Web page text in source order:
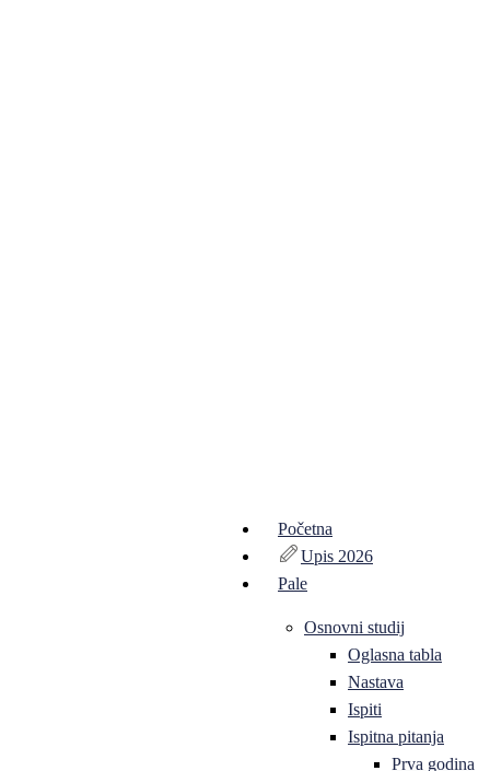
Početna
Upis 2026
Pale
Osnovni studij
Oglasna tabla
Nastava
Ispiti
Ispitna pitanja
Prva godina